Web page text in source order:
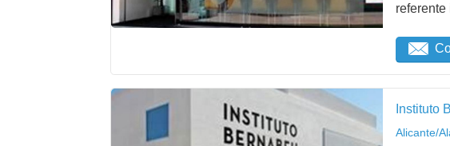
Instituto
Alicante/